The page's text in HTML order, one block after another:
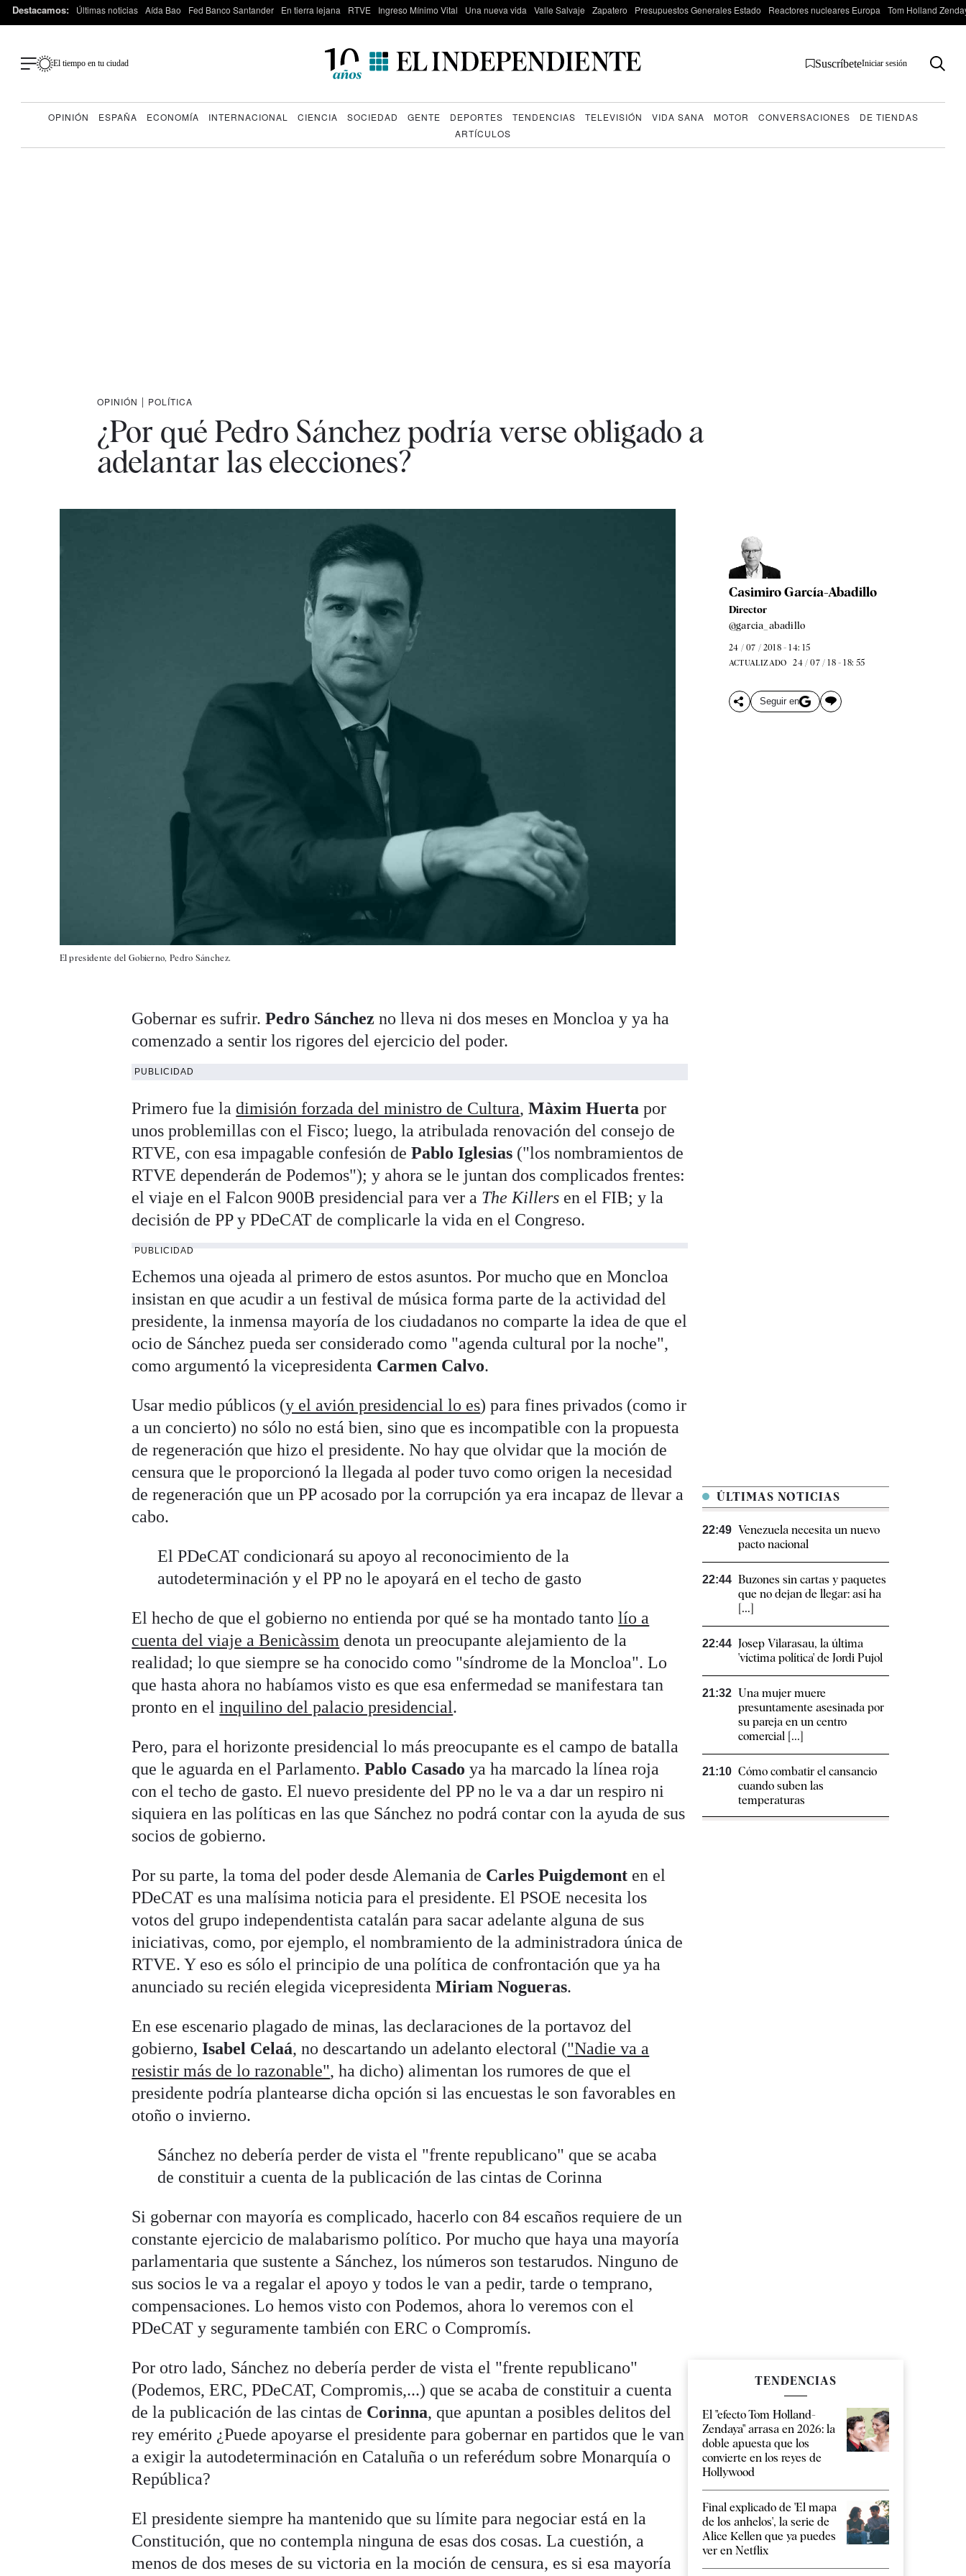
Destacamos: Últimas noticias Aída Bao Fed Banco Santander En tierra lejana RTVE Ingreso Mínimo Vital Una nueva vida Valle Salvaje Zapatero Presupuestos Generales Estado Reactores nucleares Europa Tom Holland
El tiempo en tu ciudad SuscríbeteIniciar sesión
OPINIÓN ESPAÑA ECONOMÍA INTERNACIONAL CIENCIA SOCIEDAD GENTE DEPORTES TENDENCIAS TELEVISIÓN VIDA SANA MOTOR CONVERSACIONES
DE TIENDAS
ARTÍCULOS
OPINIÓN | POLÍTICA
¿Por qué Pedro Sánchez podría verse obligado a
adelantar las elecciones?
El presidente del Gobierno, Pedro Sánchez.
Casimiro García-Abadillo
Director
@garcia_abadillo
24 / 07 / 2018 - 14: 15
ACTUALIZADO 24 / 07 / 18 - 18: 55
Seguir en
Gobernar es sufrir.Pedro Sánchez no lleva ni dos meses en Moncloa y ya ha
comenzado a sentir los rigores del ejercicio del poder.
PUBLICIDAD
Primero fue ladimisión forzada del ministro de Cultura,Màxim Huerta por
unos problemillas con el Fisco; luego, la atribulada renovación del consejo de
RTVE, con esa impagable confesión dePablo Iglesias ("los nombramientos de
RTVE dependerán de Podemos"); y ahora se le juntan dos complicados frentes:
el viaje en el Falcon 900B presidencial para ver a The Killers en el FIB; y la
decisión de PP y PDeCAT de complicarle la vida en el Congreso.
PUBLICIDAD
Echemos una ojeada al primero de estos asuntos. Por mucho que en Moncloa
insistan en que acudir a un festival de música forma parte de la actividad del
presidente, la inmensa mayoría de los ciudadanos no comparte la idea de que el
ocio de Sánchez pueda ser considerado como "agenda cultural por la noche",
como argumentó la vicepresidenta Carmen Calvo.
Usar medio públicos (y el avión presidencial lo es) para fines privados (como ir
a un concierto) no sólo no está bien, sino que es incompatible con la propuesta
de regeneración que hizo el presidente. No hay que olvidar que la moción de
censura que le proporcionó la llegada al poder tuvo como origen la necesidad
de regeneración que un PP acosado por la corrupción ya era incapaz de llevar a
cabo.
El PDeCAT condicionará su apoyo al reconocimiento de la
autodeterminación y el PP no le apoyará en el techo de gasto
El hecho de que el gobierno no entienda por qué se ha montado tantolío a
cuenta del viaje a Benicàssim denota un preocupante alejamiento de la
realidad; lo que siempre se ha conocido como "síndrome de la Moncloa". Lo
que hasta ahora no habíamos visto es que esa enfermedad se manifestara tan
pronto en el inquilino del palacio presidencial.
Pero, para el horizonte presidencial lo más preocupante es el campo de batalla
que le aguarda en el Parlamento.Pablo Casado ya ha marcado la línea roja
con el techo de gasto. El nuevo presidente del PP no le va a dar un respiro ni
siquiera en las políticas en las que Sánchez no podrá contar con la ayuda de sus
socios de gobierno.
Por su parte, la toma del poder desde Alemania de Carles Puigdemont en el
PDeCAT es una malísima noticia para el presidente. El PSOE necesita los
votos del grupo independentista catalán para sacar adelante alguna de sus
iniciativas, como, por ejemplo, el nombramiento de la administradora única de
RTVE. Y eso es sólo el principio de una política de confrontación que ya ha
anunciado su recién elegida vicepresidentaMiriam Nogueras.
En ese escenario plagado de minas, las declaraciones de la portavoz del
gobierno,Isabel Celaá, no descartando un adelanto electoral ("Nadie va a
resistir más de lo razonable", ha dicho) alimentan los rumores de que el
presidente podría plantearse dicha opción si las encuestas le son favorables en
otoño o invierno.
Sánchez no debería perder de vista el "frente republicano" que se acaba
de constituir a cuenta de la publicación de las cintas de Corinna
Si gobernar con mayoría es complicado, hacerlo con 84 escaños requiere de un
constante ejercicio de malabarismo político. Por mucho que haya una mayoría
parlamentaria que sustente a Sánchez, los números son testarudos. Ninguno de
sus socios le va a regalar el apoyo y todos le van a pedir, tarde o temprano,
compensaciones. Lo hemos visto con Podemos, ahora lo veremos con el
PDeCAT y seguramente también con ERC o Compromís.
Por otro lado, Sánchez no debería perder de vista el "frente republicano"
(Podemos, ERC, PDeCAT, Compromis,...) que se acaba de constituir a cuenta
de la publicación de las cintas de Corinna, que apuntan a posibles delitos del
rey emérito ¿Puede apoyarse el presidente para gobernar en partidos que le van
a exigir la autodeterminación en Cataluña o un referédum sobre Monarquía o
República?
El presidente siempre ha mantenido que su límite para negociar está en la
Constitución, que no contempla ninguna de esas dos cosas. La cuestión, a
menos de dos meses de su victoria en la moción de censura, es si esa mayoría
ÚLTIMAS NOTICIAS
22:49 Venezuela necesita un nuevo
pacto nacional
22:44 Buzones sin cartas y paquetes
que no dejan de llegar: así ha
[...]
22:44 Josep Vilarasau, la última
'víctima política' de Jordi Pujol
21:32 Una mujer muere
presuntamente asesinada por
su pareja en un centro
comercial [...]
21:10 Cómo combatir el cansancio​
cuando suben las
temperaturas
TENDENCIAS
El "efecto Tom Holland-
Zendaya" arrasa en 2026: la
doble apuesta que los
convierte en los reyes de
Hollywood
Final explicado de 'El mapa
de los anhelos', la serie de
Alice Kellen que ya puedes
ver en Netflix